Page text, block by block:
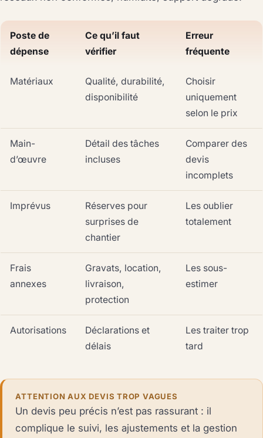
Poste de
dépense
Ce qu’il faut
vérifier
Erreur
fréquente
Matériaux
Qualité, durabilité,
disponibilité
Choisir
uniquement
selon le prix
Main-
d’œuvre
Détail des tâches
incluses
Comparer des
devis
incomplets
Imprévus
Réserves pour
surprises de
chantier
Les oublier
totalement
Frais
annexes
Gravats, location,
livraison,
protection
Les sous-
estimer
Autorisations
Déclarations et
délais
Les traiter trop
tard
ATTENTION AUX DEVIS TROP VAGUES
Un devis peu précis n’est pas rassurant : il
complique le suivi, les ajustements et la gestion